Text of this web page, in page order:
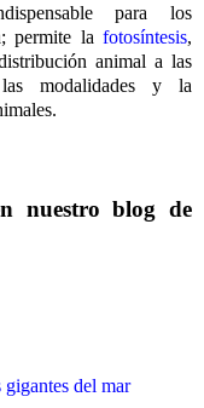
para los
permite la fotosíntesis,
animal a las
modalidades y la
nuestro blog de
del mar